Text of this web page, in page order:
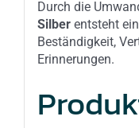
Durch die
Silberentsteht
Beständigkeit,
Erinnerungen.